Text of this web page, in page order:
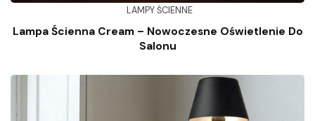
LAMPY ŚCIENNE
Lampa Ścienna Cream – Nowoczesne Oświetlenie Do
Salonu